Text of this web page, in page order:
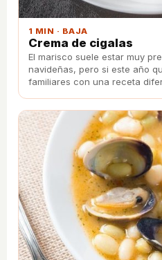
1 MIN · BAJA
Crema de cigalas
El marisco suele estar muy
navideñas, pero si este año
familiares con una receta